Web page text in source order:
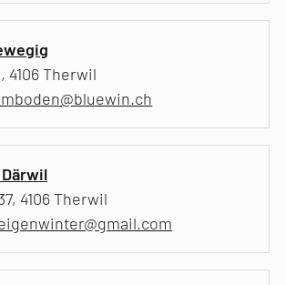
4106 Therwil
Därwil
4106 Therwil